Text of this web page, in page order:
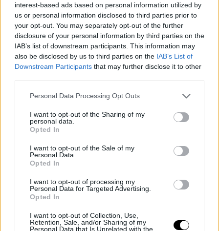
interest-based ads based on personal information utilized by
us or personal information disclosed to third parties prior to
your opt-out. You may separately opt-out of the further
disclosure of your personal information by third parties on the
IAB’s list of downstream participants. This information may
also be disclosed by us to third parties on the IAB’s List of
Downstream Participants that may further disclose it to other
Personal Data Processing Opt Outs
I want to opt-out of the Sharing of my
personal data.
Opted In
I want to opt-out of the Sale of my
Personal Data.
Opted In
I want to opt-out of processing my
Personal Data for Targeted Advertising.
Opted In
I want to opt-out of Collection, Use,
Retention, Sale, and/or Sharing of my
Personal Data that Is Unrelated with the
delle grandi settimane sulla terra. Ora voglio continuare
così".
Image
Il rapporto con il denaro e
le discussioni in circolo
"Non direi di avere molta esperienza per parlare di tutto
ciò. Io semplicemente partecipo ai tornei e cerco di
mettere tutto il mio lavoro e tutta la mia
concentrazione nella vittoria. Al momento il mio focus
non è sul prize money. Quello a cui cerco di puntare è
guadagnare esperienza e partite. È su questo che sono